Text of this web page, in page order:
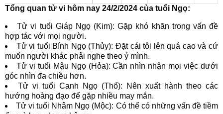
Tổng quan tử vi hôm nay 24/2/2024 của tuổi Ngọ:
Tử vi tuổi Giáp Ngọ (Kim): Gặp khó khăn trong vấn đề
hợp tác với mọi người.
Tử vi tuổi Bính Ngọ (Thủy): Đặt cái tôi lên quá cao và cứ
muốn người khác phải nghe theo ý mình.
Tử vi tuổi Mậu Ngọ (Hỏa): Cần nhìn nhận mọi việc dưới
góc nhìn đa chiều hơn.
Tử vi tuổi Canh Ngọ (Thổ): Nên xuất hành theo các
hướng hoàng đạo để gặp nhiều may mắn.
Tử vi tuổi Nhâm Ngọ (Mộc): Có thể có những vấn đề tiềm